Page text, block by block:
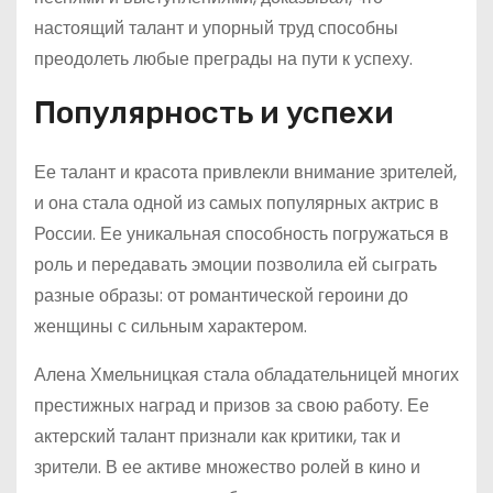
настоящий талант и упорный труд способны
преодолеть любые преграды на пути к успеху.
Популярность и успехи
Ее талант и красота привлекли внимание зрителей,
и она стала одной из самых популярных актрис в
России. Ее уникальная способность погружаться в
роль и передавать эмоции позволила ей сыграть
разные образы: от романтической героини до
женщины с сильным характером.
Алена Хмельницкая стала обладательницей многих
престижных наград и призов за свою работу. Ее
актерский талант признали как критики, так и
зрители. В ее активе множество ролей в кино и